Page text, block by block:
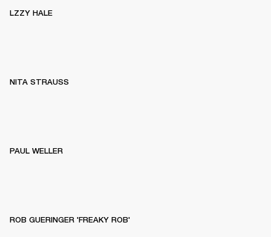
LZZY HALE
NITA STRAUSS
PAUL WELLER
ROB GUERINGER 'FREAKY ROB'